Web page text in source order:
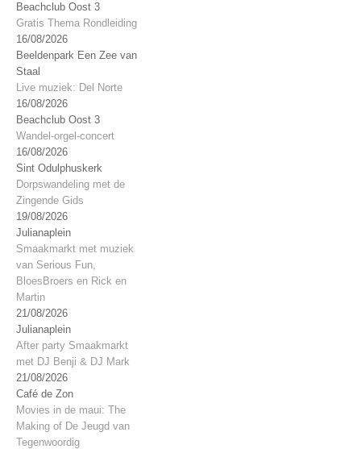
Beachclub Oost 3
Gratis Thema Rondleiding
16/08/2026
Beeldenpark Een Zee van
Staal
Live muziek: Del Norte
16/08/2026
Beachclub Oost 3
Wandel-orgel-concert
16/08/2026
Sint Odulphuskerk
Dorpswandeling met de
Zingende Gids
19/08/2026
Julianaplein
Smaakmarkt met muziek
van Serious Fun,
BloesBroers en Rick en
Martin
21/08/2026
Julianaplein
After party Smaakmarkt
met DJ Benji & DJ Mark
21/08/2026
Café de Zon
Movies in de maui: The
Making of De Jeugd van
Tegenwoordig